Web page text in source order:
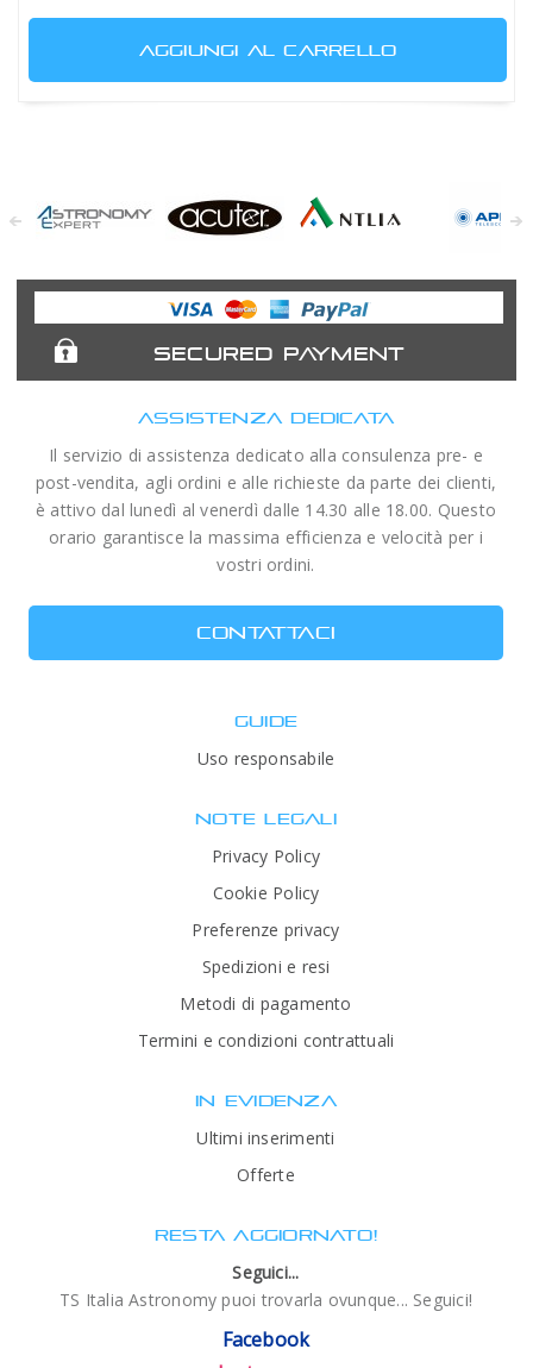
AGGIUNGI AL CARRELLO
Expert
Telescopes
SECURED PAYMENT
ASSISTENZA DEDICATA
Il servizio di assistenza dedicato alla consulenza pre- e
post-vendita, agli ordini e alle richieste da parte dei clienti,
è attivo dal lunedì al venerdì dalle 14.30 alle 18.00. Questo
orario garantisce la massima efficienza e velocità per i
vostri ordini.
CONTATTACI
GUIDE
Uso responsabile
NOTE LEGALI
Privacy Policy
Cookie Policy
Preferenze privacy
Spedizioni e resi
Metodi di pagamento
Termini e condizioni contrattuali
IN EVIDENZA
Ultimi inserimenti
Offerte
RESTA AGGIORNATO!
Seguici...
TS Italia Astronomy puoi trovarla ovunque... Seguici!
Facebook